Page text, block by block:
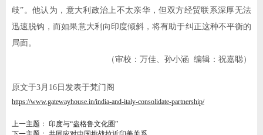
歧” 。他认为，意大利政治上不太亲华，但双方经贸联系深厚无法
迅速脱钩，而如果意大利向印度倾斜，将有助于纠正这种不平衡的
局面。
（审校：万佳、孙小涵 编辑：祝嘉聪）
原文于3 月 16日发表于梵门阁
https://www.gatewayhouse.in/india-and-italy-consolidate-partnership/
上一主题： 印度与“盎格鲁文化圈”